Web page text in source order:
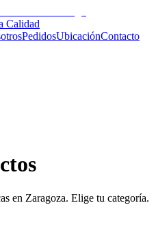
Calidad
PedidosUbicaciónContacto
en Zaragoza. Elige tu categoría.